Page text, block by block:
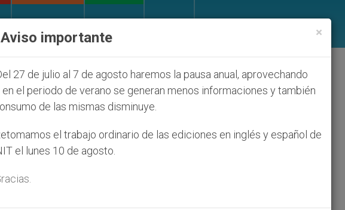
×
Aviso importante
27 de julio al 7 de agosto haremos la pausa anual, aprovechando
en el periodo de verano se generan menos informaciones y también
de las mismas disminuye.
el trabajo ordinario de las ediciones en inglés y español de
el lunes 10 de agosto.